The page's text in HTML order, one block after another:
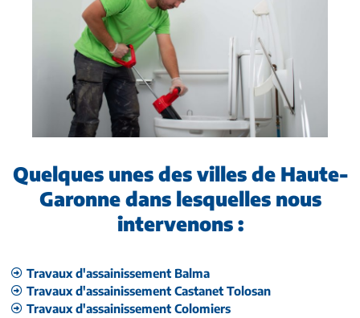
Quelques unes des villes de Haute-
Garonne dans lesquelles nous
intervenons :
Travaux d'assainissement Balma
Travaux d'assainissement Castanet Tolosan
Travaux d'assainissement Colomiers